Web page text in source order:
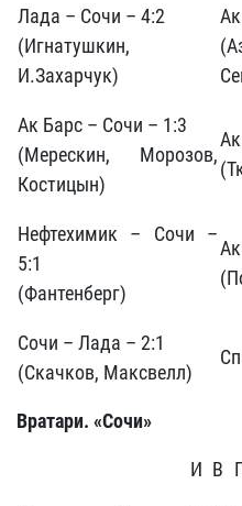
Лада – Сочи – 4:2
(Игнатушкин,
И.Захарчук)
Ак Барс – Сочи – 1:3
(Мерескин, Морозов,
Костицын)
Нефтехимик – Сочи –
5:1
(Фантенберг)
Сочи – Лада – 2:1
(Скачков, Максвелл)
Вратари. «Сочи»
И В